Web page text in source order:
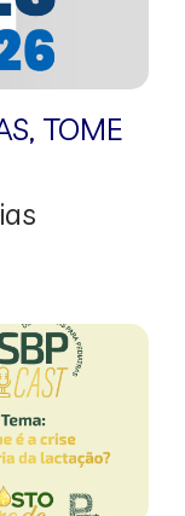
, TOME